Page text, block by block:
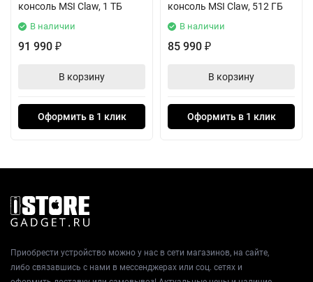
консоль MSI Claw, 1 ТБ
В наличии
91 990 ₽
В корзину
Оформить в 1 клик
консоль MSI Claw, 512 ГБ
В наличии
85 990 ₽
В корзину
Оформить в 1 клик
Приобрести устройство можно у нас в сети магазинов, на сайте,
либо связавшись с нами в мессенджерах или соц. сетях и